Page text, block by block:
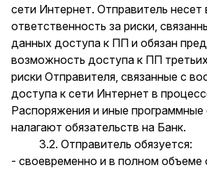
сети Интернет. Отправитель несет
ответственность за риски,
данных доступа к ПП и обязан
возможность доступа к ПП
риски Отправителя, связанные с
доступа к сети Интернет в
Распоряжения и иные программные
налагают обязательств на Банк.
3.2. Отправитель обязуется:
- своевременно и в полном объеме